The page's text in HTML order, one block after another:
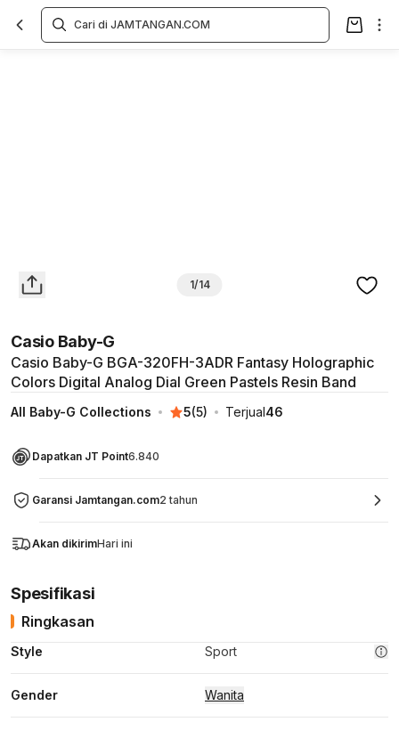
1/14
Casio Baby-G
Casio Baby-G BGA-320FH-3ADR Fantasy Holographic
Colors Digital Analog Dial Green Pastels Resin Band
All Baby-G Collections 5(5) Terjual46
Dapatkan JT Point6.840
Garansi Jamtangan.com2 tahun
Akan dikirimHari ini
Spesifikasi
Ringkasan
Style Sport
Gender Wanita